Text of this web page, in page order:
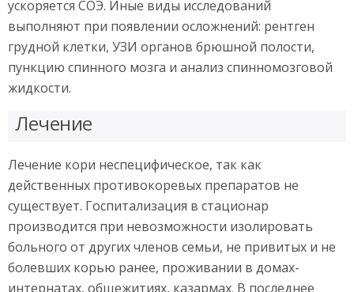
ускоряется СОЭ. Иные виды исследований
выполняют при появлении осложнений: рентген
грудной клетки, УЗИ органов брюшной полости,
пункцию спинного мозга и анализ спинномозговой
жидкости.
Лечение
Лечение кори неспецифическое, так как
действенных противокоревых препаратов не
существует. Госпитализация в стационар
производится при невозможности изолировать
больного от других членов семьи, не привитых и не
болевших корью ранее, проживании в домах-
интернатах, общежитиях, казармах. В последнее